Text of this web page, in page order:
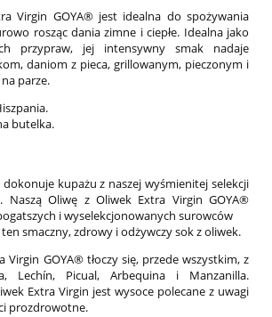
Virgin GOYA® jest idealna do spożywania
rosząc dania zimne i ciepłe. Idealna jako
przypraw, jej intensywny smak nadaje
daniom z pieca, grillowanym, pieczonym i
parze.
butelka.
dokonuje kupażu z naszej wyśmienitej selekcji
Naszą Oliwę z Oliwek Extra Virgin GOYA®
i wyselekcjonowanych surowców
ten smaczny, zdrowy i odżywczy sok z oliwek.
Virgin GOYA® tłoczy się, przede wszystkim, z
Lechín, Picual, Arbequina i Manzanilla.
Extra Virgin jest wysoce polecane z uwagi
prozdrowotne.